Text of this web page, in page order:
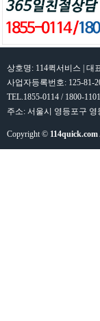
상호명: 114퀵서비스 | 대
사업자등록번호: 125-81-
TEL.1855-0114 / 1800-1101
주소: 서울시 영등포구 영
Copyright © 114quick.com